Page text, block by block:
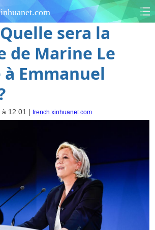
sera la
de Marine Le
à Emmanuel
à 12:01 |french.xinhuanet.com